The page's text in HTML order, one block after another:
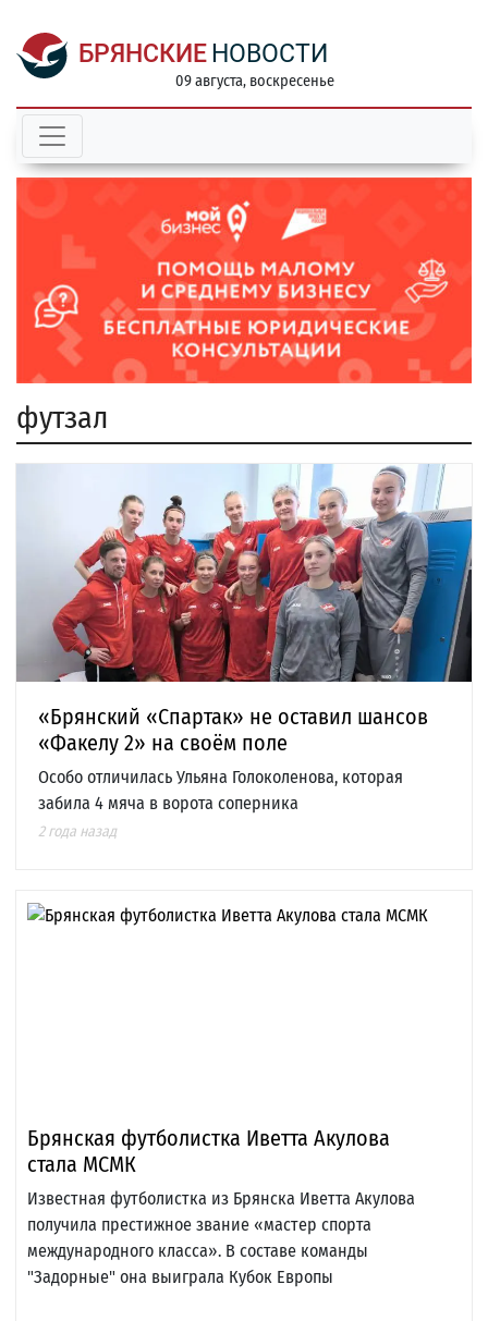
БРЯНСКИЕ НОВОСТИ
09 августа, воскресенье
футзал
«Брянский «Спартак» не оставил шансов
«Факелу 2» на своём поле
Особо отличилась Ульяна Голоколенова, которая
забила 4 мяча в ворота соперника
2 года назад
Брянская футболистка Иветта Акулова
стала МСМК
Известная футболистка из Брянска Иветта Акулова
получила престижное звание «мастер спорта
международного класса». В составе команды
"Задорные" она выиграла Кубок Европы